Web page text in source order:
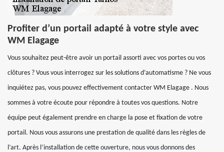
Profiter d’un portail adapté à votre style avec
WM Elagage
Vous souhaitez peut-être avoir un portail assorti avec vos portes ou vos
clôtures ? Vous vous interrogez sur les solutions d’automatisme ? Ne vous
inquiétez pas, vous pouvez effectivement contacter WM Elagage . Nous
sommes à votre écoute pour répondre à toutes vos questions. Notre
équipe peut également prendre en charge la pose et fixation de votre
portail. Nous vous assurons une prestation de qualité dans les règles de
l’art. Après l’installation de cette ouverture, nous vous donnons des